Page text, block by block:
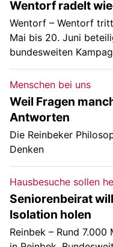
Wentorf radelt
Wentorf – Wentorf
Mai bis 20. Juni
bundesweiten
Menschen bei uns
Weil Fragen
Antworten
Die Reinbeker
Denken
Hausbesuche sollen
Seniorenbeirat
Isolation holen
Reinbek – Rund